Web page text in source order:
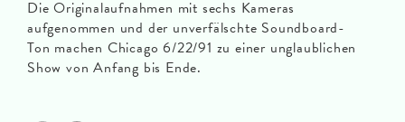
Die Originalaufnahmen mit sechs Kameras
aufgenommen und der unverfälschte Soundboard-
Ton machen Chicago 6/22/91 zu einer unglaublichen
Show von Anfang bis Ende.